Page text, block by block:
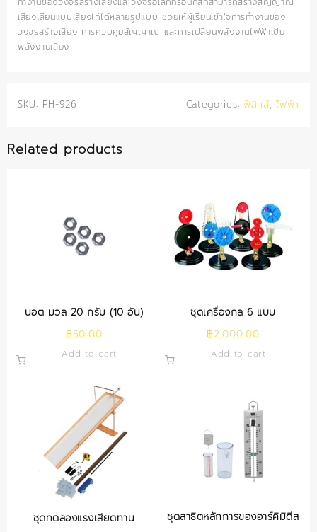
เสียงเลียนแบบเสียงไก่ได้หลายรูปแบบ ช่วยให้ผู้เรียนเข้าใจการทำงานของ
วงจรสร้างเสียง การควบคุมสัญญาณ และการเปลี่ยนพลังงานไฟฟ้าเป็น
พลังงานเสียง
SKU: PH-926 Categories: ฟิสิกส์,ไฟฟ้า
Related products
นอต มวล 20 กรัม (10 อัน)
฿50.00
Add to cart
ชุดเครื่องกล 6 แบบ
฿2,000.00
Add to cart
ชุดทดลองแรงเสียดทาน
ชุดสาธิตหลักการของอาร์คิมิดีส